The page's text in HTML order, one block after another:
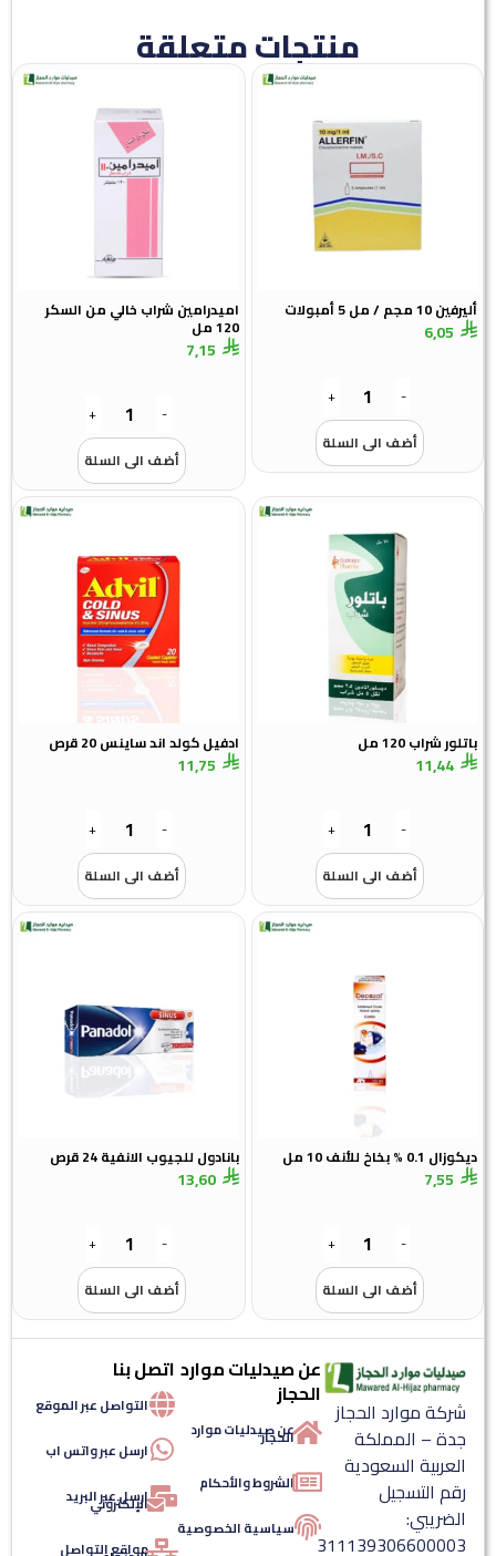
منتجات متعلقة
أليرفين 10 مجم / مل 5 أمبولات
6,05
-
+
أضف الى السلة
اميدرامين شراب خالي من السكر
120 مل
7,15
-
+
أضف الى السلة
باتلور شراب 120 مل
11,44
-
+
أضف الى السلة
ادفيل كولد اند ساينس 20 قرص
11,75
-
+
أضف الى السلة
ديكوزال 0.1 % بخاخ للأنف 10 مل
7,55
-
+
أضف الى السلة
بانادول للجيوب الانفية 24 قرص
13,60
-
+
أضف الى السلة
شركة موارد الحجاز
جدة – المملكة
العربية السعودية
رقم التسجيل
الضريبي:
311139306600003
عن صيدليات موارد
الحجاز
عن صيدليات موارد
الحجاز
الشروط والأحكام
سياسية الخصوصية
اتصل بنا
التواصل عبر الموقع
ارسل عبر واتس اب
ارسل عبر البريد
الإلكتروني
مواقع التواصل